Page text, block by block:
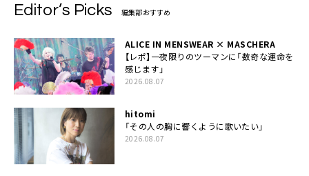
Editor’s Picks 編集部おすすめ
ALICE IN MENSWEAR × MASCHERA
【レポ】一夜限りのツーマンに「数奇な運命を
感じます」
2026.08.07
hitomi
「その人の胸に響くように歌いたい」
2026.08.07